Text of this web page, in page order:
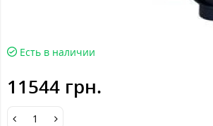
Есть в наличии
11544 грн.